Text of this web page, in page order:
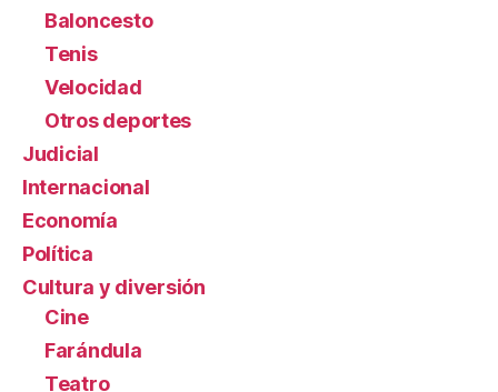
Baloncesto
Tenis
Velocidad
Otros deportes
Judicial
Internacional
Economía
Política
Cultura y diversión
Cine
Farándula
Teatro